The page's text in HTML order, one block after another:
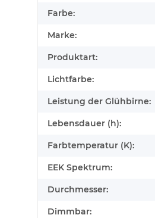
Farbe:
Marke:
Produktart:
Lichtfarbe:
Leistung der Glühbirne:
Lebensdauer (h):
Farbtemperatur (K):
EEK Spektrum:
Durchmesser:
Dimmbar: